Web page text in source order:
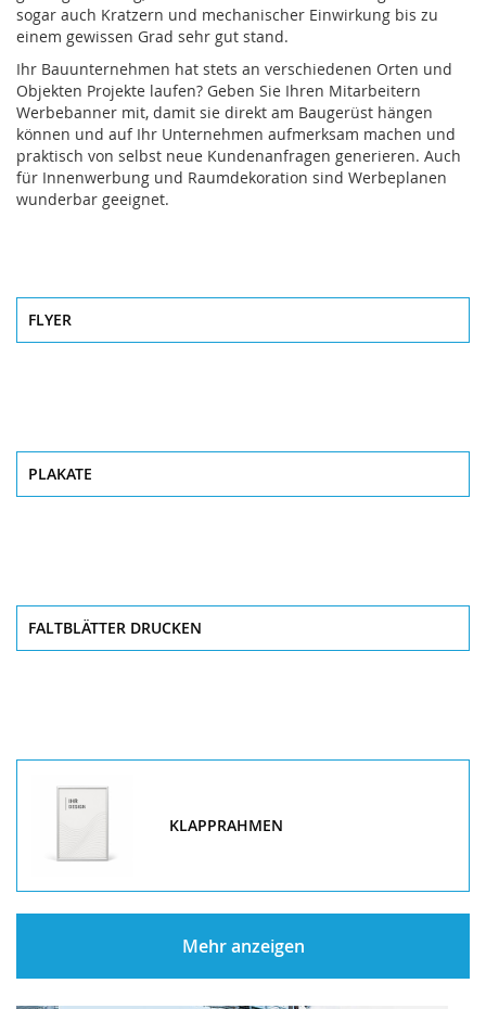
sogar auch Kratzern und mechanischer Einwirkung bis zu
einem gewissen Grad sehr gut stand.
Ihr Bauunternehmen hat stets an verschiedenen Orten und
Objekten Projekte laufen? Geben Sie Ihren Mitarbeitern
Werbebanner mit, damit sie direkt am Baugerüst hängen
können und auf Ihr Unternehmen aufmerksam machen und
praktisch von selbst neue Kundenanfragen generieren. Auch
für Innenwerbung und Raumdekoration sind Werbeplanen
wunderbar geeignet.
FLYER
PLAKATE
FALTBLÄTTER DRUCKEN
KLAPPRAHMEN
Mehr anzeigen